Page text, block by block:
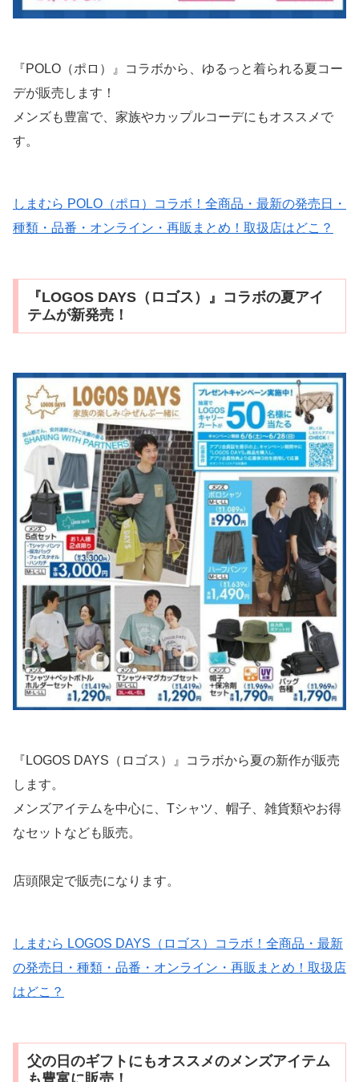
『POLO（ポロ）』コラボから、ゆるっと着られる夏コー
デが販売します！
メンズも豊富で、家族やカップルコーデにもオススメで
す。
しまむら POLO（ポロ）コラボ！全商品・最新の発売日・
種類・品番・オンライン・再販まとめ！取扱店はどこ？
『LOGOS DAYS（ロゴス）』コラボの夏アイ
テムが新発売！
『LOGOS DAYS（ロゴス）』コラボから夏の新作が販売
します。
メンズアイテムを中心に、Tシャツ、帽子、雑貨類やお得
なセットなども販売。
店頭限定で販売になります。
しまむら LOGOS DAYS（ロゴス）コラボ！全商品・最新
の発売日・種類・品番・オンライン・再販まとめ！取扱店
はどこ？
父の日のギフトにもオススメのメンズアイテム
も豊富に販売！